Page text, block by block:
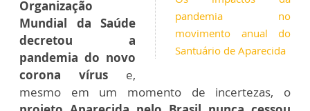
pandemia no
movimento anual do
Santuário de Aparecida
Organização
Mundial da Saúde
decretou a
pandemia do novo
corona vírus e,
mesmo em um momento de incertezas, o